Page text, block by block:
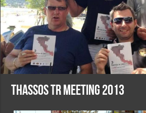
Thassos TR meeting 2013